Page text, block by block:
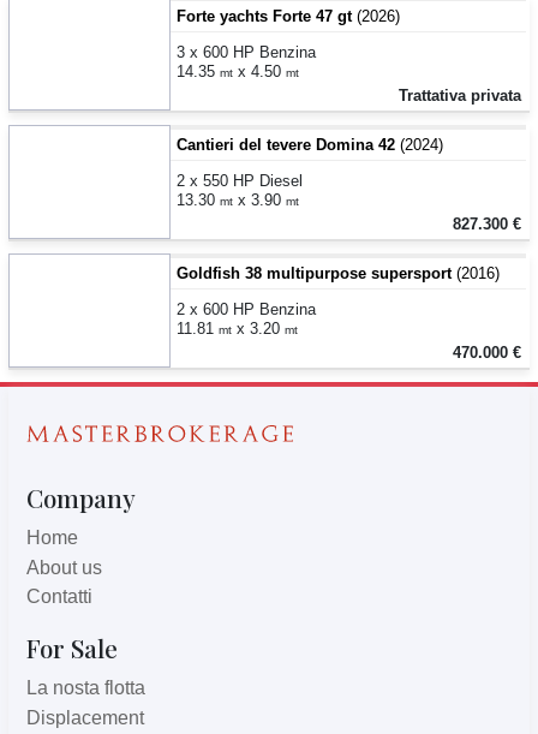
Forte yachts Forte 47 gt(2026)
3 x 600 HP Benzina
14.35 mt x 4.50 mt
Trattativa privata
Cantieri del tevere Domina 42 (2024)
2 x 550 HP Diesel
13.30 mt x 3.90 mt
827.300 €
Goldfish 38 multipurpose supersport(2016)
2 x 600 HP Benzina
11.81 mt x 3.20 mt
470.000 €
Company
Home
About us
Contatti
For Sale
La nosta flotta
Displacement